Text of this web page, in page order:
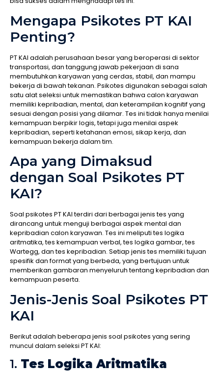
Mengapa Psikotes PT KAI
Penting?
PT KAI adalah perusahaan besar yang beroperasi di sektor
transportasi, dan tanggung jawab pekerjaan di sana
membutuhkan karyawan yang cerdas, stabil, dan mampu
bekerja di bawah tekanan. Psikotes digunakan sebagai salah
satu alat seleksi untuk memastikan bahwa calon karyawan
memiliki kepribadian, mental, dan keterampilan kognitif yang
sesuai dengan posisi yang dilamar. Tes ini tidak hanya menilai
kemampuan berpikir logis, tetapi juga menilai aspek
kepribadian, seperti ketahanan emosi, sikap kerja, dan
kemampuan bekerja dalam tim.
Apa yang Dimaksud
dengan Soal Psikotes PT
KAI?
Soal psikotes PT KAI terdiri dari berbagai jenis tes yang
dirancang untuk menguji berbagai aspek mental dan
kepribadian calon karyawan. Tes ini meliputi tes logika
aritmatika, tes kemampuan verbal, tes logika gambar, tes
Wartegg, dan tes kepribadian. Setiap jenis tes memiliki tujuan
spesifik dan format yang berbeda, yang bertujuan untuk
memberikan gambaran menyeluruh tentang kepribadian dan
kemampuan peserta.
Jenis-Jenis Soal Psikotes PT
KAI
Berikut adalah beberapa jenis soal psikotes yang sering
muncul dalam seleksi PT KAI:
1. Tes Logika Aritmatika